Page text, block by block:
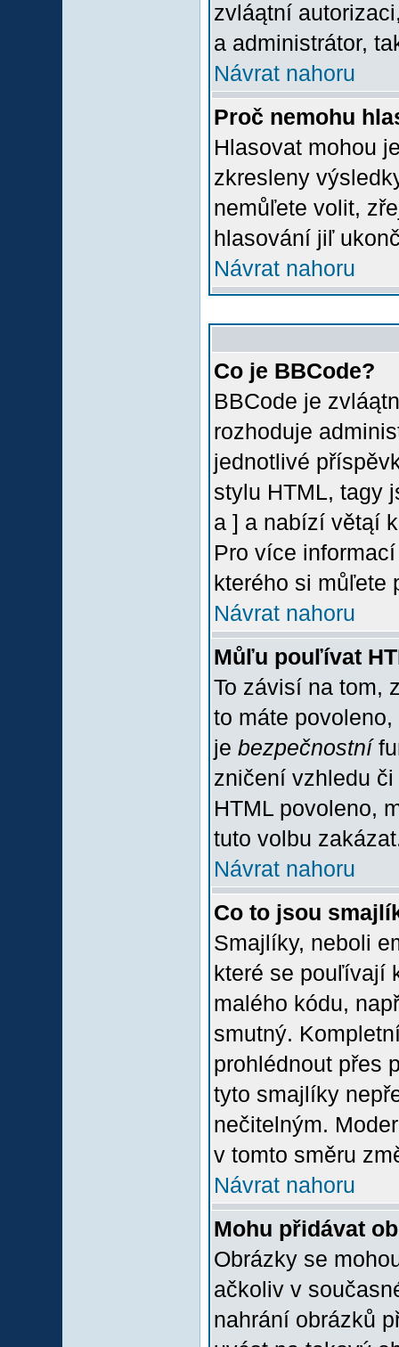
zvláątní
a administrátor,
Návrat nahoru
Proč nemohu
Hlasovat mohou
zkresleny
nemůľete volit,
hlasování jiľ
Návrat nahoru
Co je BBCode?
BBCode je
rozhoduje
jednotlivé
stylu HTML, tagy
a ] a nabízí větąí
Pro více
kterého si můľete
Návrat nahoru
Můľu pouľívat
To závisí na tom,
to máte
je bezpečnostní
zničení vzhledu
HTML povoleno,
tuto volbu
Návrat nahoru
Co to jsou
Smajlíky, neboli
které se pouľívají
malého kódu,
smutný.
prohlédnout přes
tyto smajlíky
nečitelným.
v tomto směru
Návrat nahoru
Mohu přidávat
Obrázky se
ačkoliv v
nahrání obrázků